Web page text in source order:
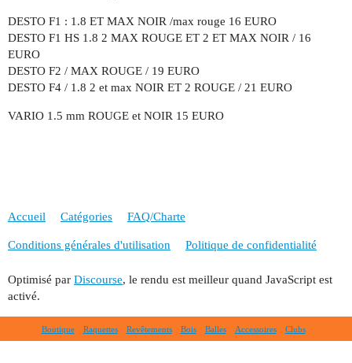
DESTO F1 : 1.8 ET MAX NOIR /max rouge 16 EURO
DESTO F1 HS 1.8 2 MAX ROUGE ET 2 ET MAX NOIR / 16
EURO
DESTO F2 / MAX ROUGE / 19 EURO
DESTO F4 / 1.8 2 et max NOIR ET 2 ROUGE / 21 EURO
VARIO 1.5 mm ROUGE et NOIR 15 EURO
Accueil Catégories FAQ/Charte
Conditions générales d'utilisation Politique de confidentialité
Optimisé par Discourse, le rendu est meilleur quand JavaScript est
activé.
Boutique Raquettes Revêtements Bois Balles Accessoires Clubs